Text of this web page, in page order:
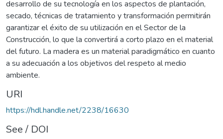
desarrollo de su tecnología en los aspectos de plantación,
secado, técnicas de tratamiento y transformación permitirán
garantizar el éxito de su utilización en el Sector de la
Construcción, lo que la convertirá a corto plazo en el material
del futuro. La madera es un material paradigmático en cuanto
a su adecuación a los objetivos del respeto al medio
ambiente.
URI
https://hdl.handle.net/2238/16630
See / DOI